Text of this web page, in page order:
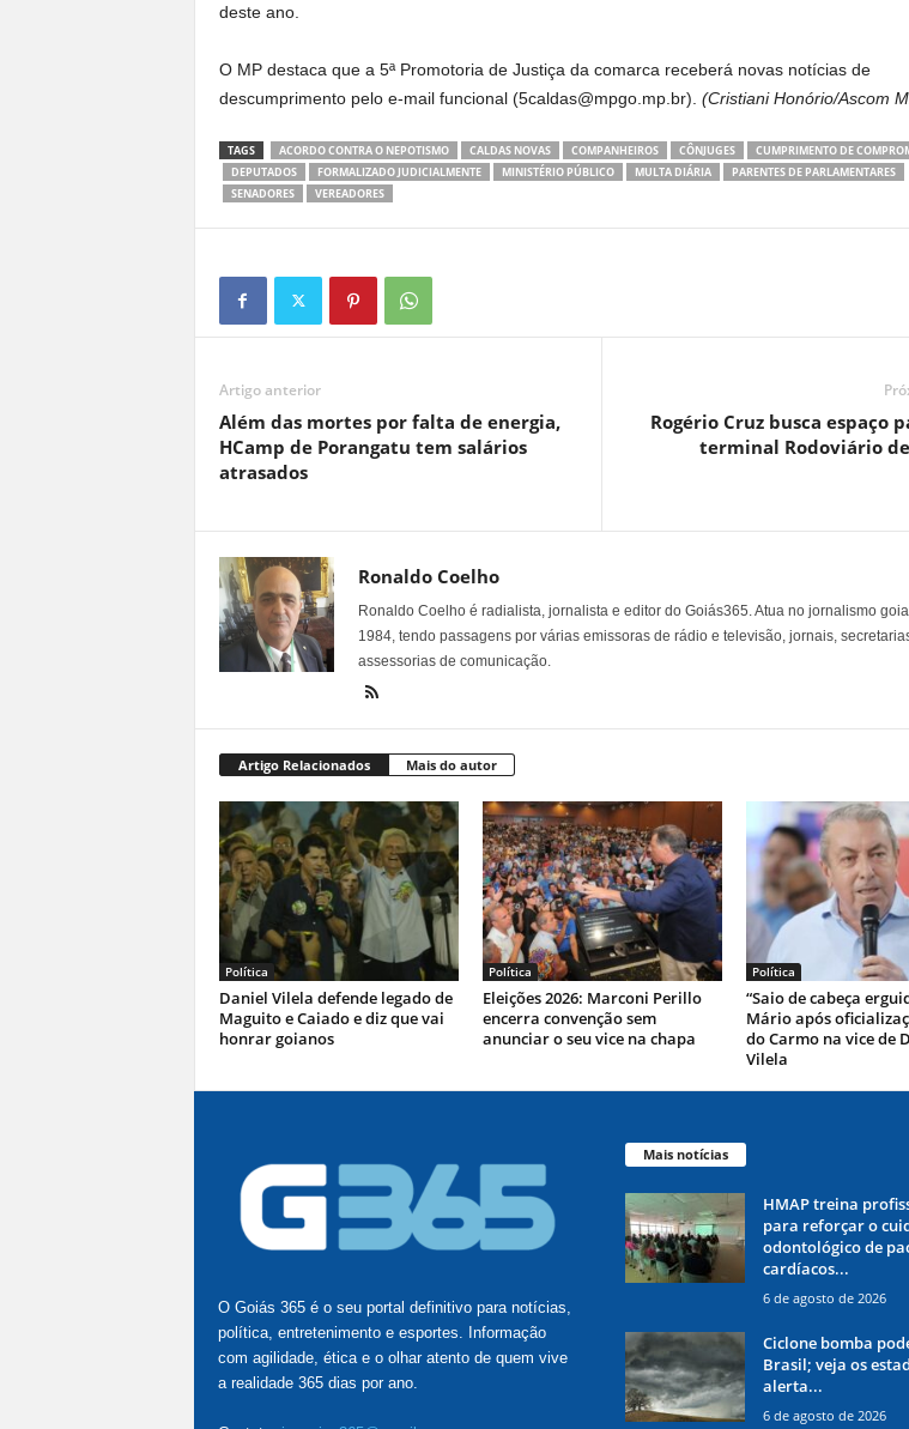
deste ano.
O MP destaca que a 5ª Promotoria de Justiça da comarca receberá novas notícias de
descumprimento pelo e-mail funcional (5caldas@mpgo.mp.br). (Cristiani Honório/Ascom
TAGS ACORDO CONTRA O NEPOTISMO CALDAS NOVAS COMPANHEIROS CÔNJUGES
CUMPRIMENTO DE
DEPUTADOS
FORMALIZADO JUDICIALMENTE MINISTÉRIO PÚBLICO MULTA DIÁRIA
PARENTES DE PARLAMENTARES
SENADORES
VEREADORES
Artigo anterior
Além das mortes por falta de energia,
HCamp de Porangatu tem salários
atrasados
Rogério Cruz busca espaço
terminal Rodoviário
Ronaldo Coelho
Ronaldo Coelho é radialista, jornalista e editor do Goiás365. Atua no jornalismo
1984, tendo passagens por várias emissoras de rádio e televisão, jornais,
assessorias de comunicação.
Artigo Relacionados Mais do autor
Política
Daniel Vilela defende legado de
Maguito e Caiado e diz que vai
honrar goianos
Política
Eleições 2026: Marconi Perillo
encerra convenção sem
anunciar o seu vice na chapa
Política
“Saio de cabeça
Mário após
do Carmo na vice de
Vilela
O Goiás 365 é o seu portal definitivo para notícias,
política, entretenimento e esportes. Informação
com agilidade, ética e o olhar atento de quem vive
a realidade 365 dias por ano.
Mais notícias
HMAP treina
para reforçar o
odontológico de
cardíacos...
6 de agosto de 2026
Ciclone bomba
Brasil; veja os
alerta...
6 de agosto de 2026